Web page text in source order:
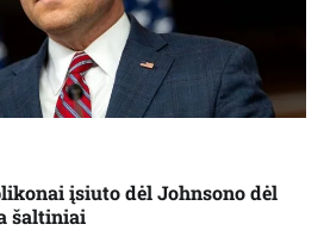
įsiuto dėl Johnsono dėl
šaltiniai